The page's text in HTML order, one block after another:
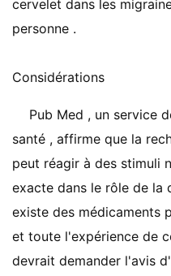
cervelet dans les
personne .
Considérations
Pub Med , un service
santé , affirme que la
peut réagir à des stimuli
exacte dans le rôle de la
existe des médicaments
et toute l'expérience de
devrait demander l'avis